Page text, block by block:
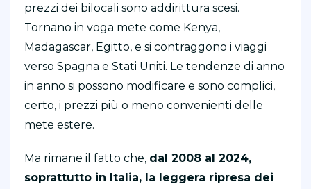
prezzi dei bilocali sono addirittura scesi.
Tornano in voga mete come Kenya,
Madagascar, Egitto, e si contraggono i viaggi
verso Spagna e Stati Uniti. Le tendenze di anno
in anno si possono modificare e sono complici,
certo, i prezzi più o meno convenienti delle
mete estere.
Ma rimane il fatto che, dal 2008 al 2024,
soprattutto in Italia, la leggera ripresa dei